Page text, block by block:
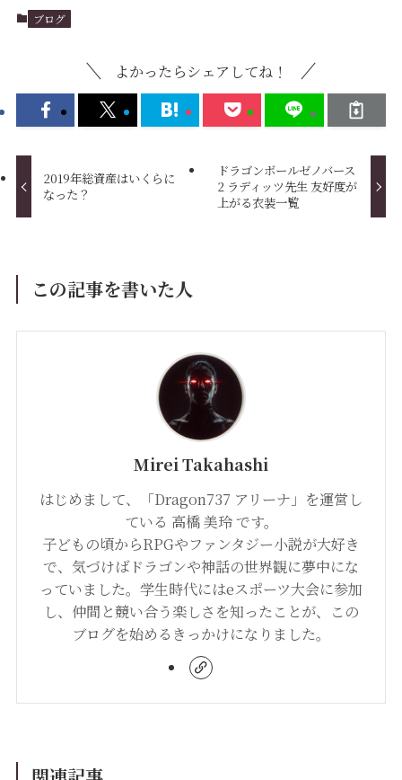
ブログ
よかったらシェアしてね！
2019年総資産はいくらに
なった？
ドラゴンボールゼノバース
2 ラディッツ先生 友好度が
上がる衣装一覧
この記事を書いた人
Mirei Takahashi
はじめまして、「Dragon737 アリーナ」を運営し
ている 高橋 美玲 です。
子どもの頃からRPGやファンタジー小説が大好き
で、気づけばドラゴンや神話の世界観に夢中にな
っていました。学生時代にはeスポーツ大会に参加
し、仲間と競い合う楽しさを知ったことが、この
ブログを始めるきっかけになりました。